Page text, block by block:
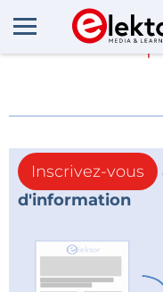
En savoir
Inscrivez-vous
d'information